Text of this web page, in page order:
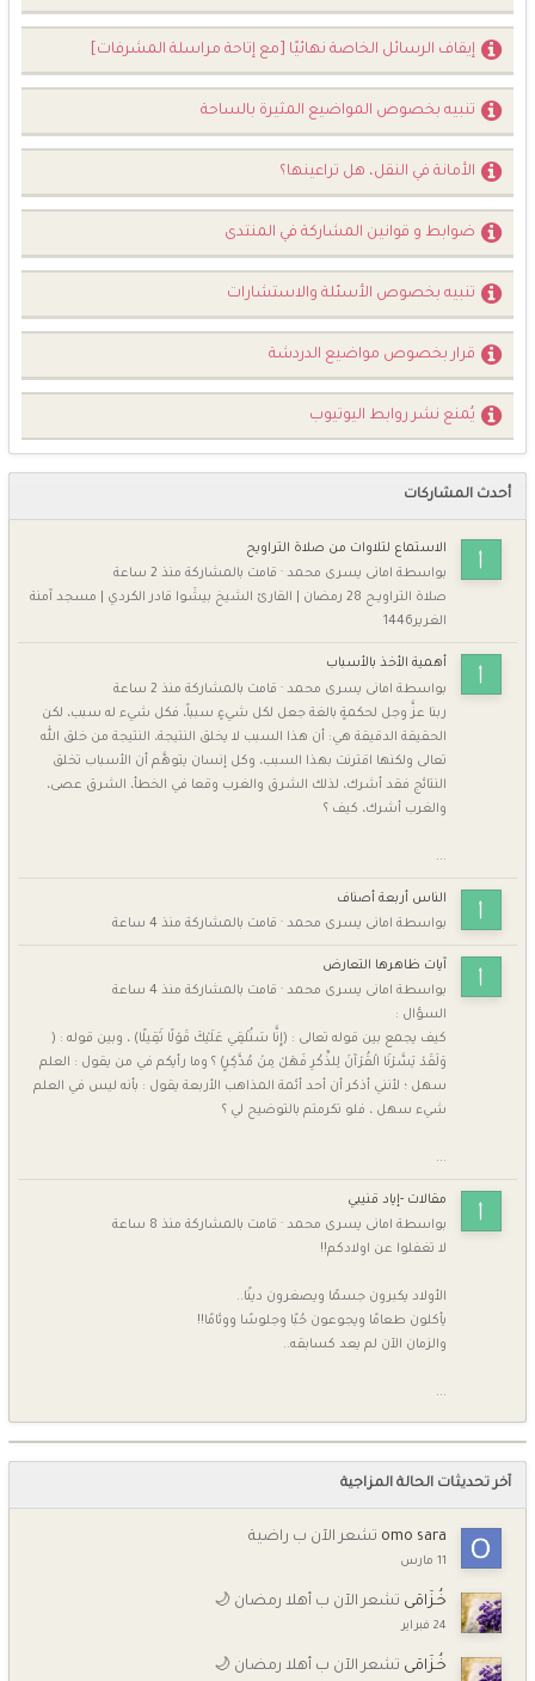
إيقاف الرسائل الخاصة نهائيًا [مع إتاحة مراسلة المشرفات]
تنبيه بخصوص المواضيع المثيرة بالساحة
الأمانة في النقل، هل تراعينها؟
ضوابط و قوانين المشاركة في المنتدى
تنبيه بخصوص الأسئلة والاستشارات
قرار بخصوص مواضيع الدردشة
يُمنع نشر روابط اليوتيوب
أحدث المشاركات
الاستماع لتلاوات من صلاة التراويح
بواسطة امانى يسرى محمد · قامت بالمشاركة منذ 2 ساعة
صلاة التراويــح 28 رمضان | القارئ الشيخ بيشَوا قادر الكردي | مسجد آمنة
الغرير1446
أهمية الأخذ بالأسباب
بواسطة امانى يسرى محمد · قامت بالمشاركة منذ 2 ساعة
ربنا عزَّ وجل لحكمةٍ بالغة جعل لكل شيءٍ سبباً، فكل شيء له سبب، لكن
الحقيقة الدقيقة هي: أن هذا السبب لا يخلق النتيجة، النتيجة من خلق الله
تعالى ولكنها اقترنت بهذا السبب، وكل إنسان يتوهَّم أن الأسباب تخلق
النتائج فقد أشرك، لذلك الشرق والغرب وقعا في الخطأ، الشرق عصى،
والغرب أشرك، كيف ؟
...
الناس أربعة أصناف
بواسطة امانى يسرى محمد · قامت بالمشاركة منذ 4 ساعة
آيات ظاهرها التعارض
بواسطة امانى يسرى محمد · قامت بالمشاركة منذ 4 ساعة
السؤال :
كيف يجمع بين قوله تعالى : (إِنَّا سَنُلْقِي عَلَيْكَ قَوْلًا ثَقِيلًا) ، وبين قوله : (
وَلَقَدْ يَسَّرْنَا الْقُرْآنَ لِلذِّكْرِ فَهَلْ مِنْ مُدَّكِرٍ) ؟ وما رأيكم في من يقول : العلم
سهل ؛ لأنني أذكر أن أحد أئمة المذاهب الأربعة يقول : بأنه ليس في العلم
شيء سهل ، فلو تكرمتم بالتوضيح لي ؟
...
مقالات -إياد قنيبي
بواسطة امانى يسرى محمد · قامت بالمشاركة منذ 8 ساعة
لا تغفلوا عن اولادكم!!
الأولاد يكبرون جسمًا ويصغرون دينًا..
يأكلون طعامًا ويجوعون حُبًا وجلوسًا ووئامًا!!
والزمان الآن لم يعد كسابقه..
...
آخر تحديثات الحالة المزاجية
omo sara تشعر الآن ب راضية
11 مارس
خُـزَامَى تشعر الآن ب أهلا رمضان 🌙
24 فبراير
خُـزَامَى تشعر الآن ب أهلا رمضان 🌙